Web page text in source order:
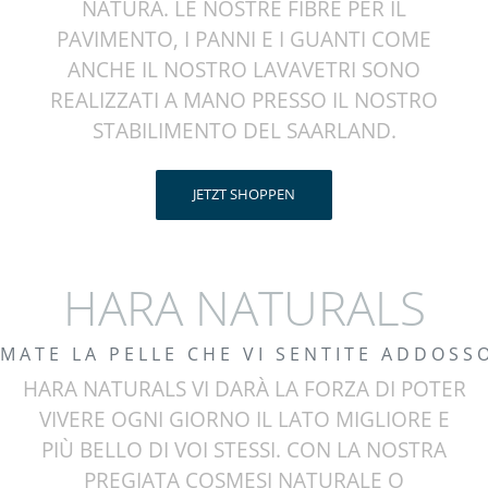
NATURA. LE NOSTRE FIBRE PER IL
PAVIMENTO, I PANNI E I GUANTI COME
ANCHE IL NOSTRO LAVAVETRI SONO
REALIZZATI A MANO PRESSO IL NOSTRO
STABILIMENTO DEL SAARLAND.
JETZT SHOPPEN
HARA NATURALS
LA PELLE CHE VI SENTITE
HARA NATURALS VI DARÀ LA FORZA DI POTER
VIVERE OGNI GIORNO IL LATO MIGLIORE E
PIÙ BELLO DI VOI STESSI. CON LA NOSTRA
PREGIATA COSMESI NATURALE O